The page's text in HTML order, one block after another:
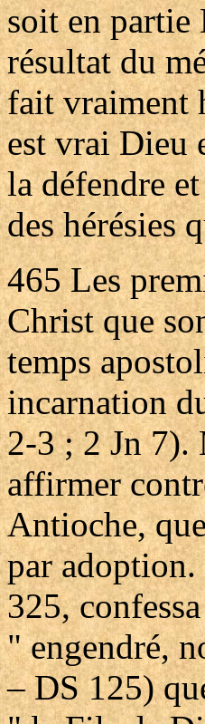
soit en partie
résultat du
fait vraiment
est vrai Dieu
la défendre
des hérésies
465 Les
Christ que
temps
incarnation
2-3 ; 2 Jn 7).
affirmer
Antioche,
par
325,
" engendré,
– DS 125)